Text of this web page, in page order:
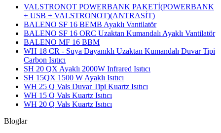
VALSTRONOT POWERBANK PAKETİ(POWERBANK
+ USB + VALSTRONOT)(ANTRASİT)
BALENO SF 16 BEMB Ayaklı Vantilatör
BALENO SF 16 ORC Uzaktan Kumandalı Ayaklı Vantilatör
BALENO MF 16 BBM
WH 18 CR - Suya Dayanıklı Uzaktan Kumandalı Duvar Tipi
Carbon Isıtıcı
SH 20 QX Ayaklı 2000W Infrared Isıtıcı
SH 15QX 1500 W Ayaklı Isıtıcı
WH 25 Q Vals Duvar Tipi Kuartz Isıtıcı
WH 15 Q Vals Kuartz Isıtıcı
WH 20 Q Vals Kuartz Isıtıcı
Bloglar